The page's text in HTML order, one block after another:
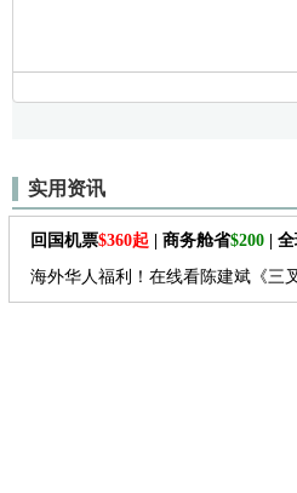
实用资讯
回国机票$360起 | 商务舱省$200 |
海外华人福利！在线看陈建斌《三